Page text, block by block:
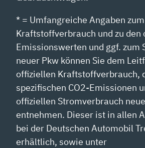
* = Umfangreiche Angaben
Kraftstoffverbrauch und zu den
Emissionswerten und ggf. zum
neuer Pkw können Sie dem
offiziellen Kraftstoffverbrauch,
spezifischen CO2-Emissionen
offiziellen Stromverbrauch
entnehmen. Dieser ist in allen
bei der Deutschen Automobil
erhältlich, sowie unter